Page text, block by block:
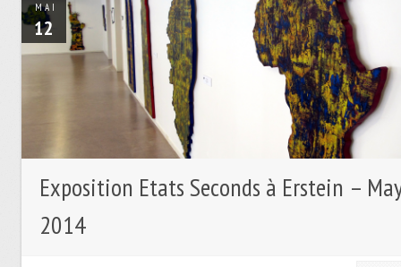
MAI
12
Exposition Etats Seconds à Erstein –
2014